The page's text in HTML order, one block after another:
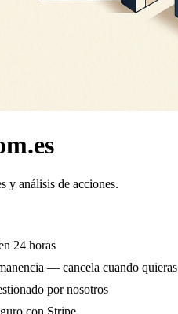
y análisis de acciones.
24 horas
— cancela cuando quieras
por nosotros
con Stripe